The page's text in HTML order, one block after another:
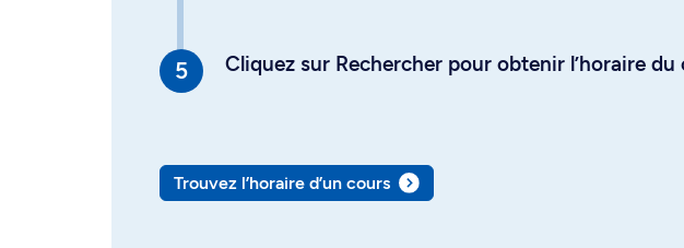
Cliquez sur Rechercher pour obtenir l’horaire
Trouvez l’horaire d’un cours